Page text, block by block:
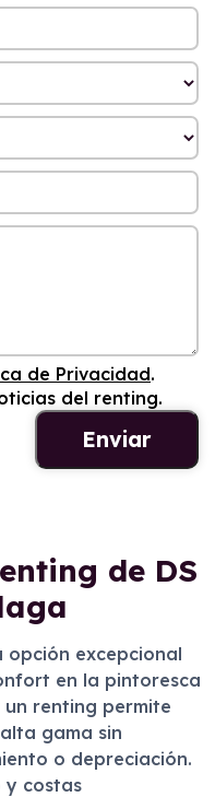
de Privacidad.
del renting.
de DS
opción excepcional
en la pintoresca
renting permite
gama sin
o depreciación.
y costas